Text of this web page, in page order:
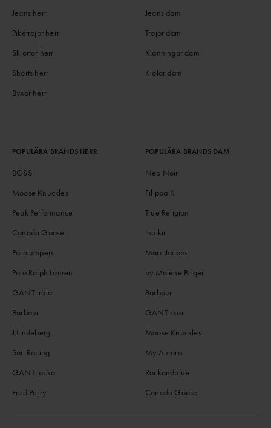
Jeans herr
Pikétröjor herr
Skjortor herr
Shorts herr
Byxor herr
Jeans dam
Tröjor dam
Klänningar dam
Kjolar dam
POPULÄRA BRANDS HERR
BOSS
Moose Knuckles
Peak Performance
Canada Goose
Parajumpers
Polo Ralph Lauren
GANT tröja
Barbour
J.Lindeberg
Sail Racing
GANT jacka
Fred Perry
POPULÄRA BRANDS DAM
Neo Noir
Filippa K
True Religion
Inuikii
Marc Jacobs
by Malene Birger
Barbour
GANT skor
Moose Knuckles
My Aurora
Rockandblue
Canada Goose